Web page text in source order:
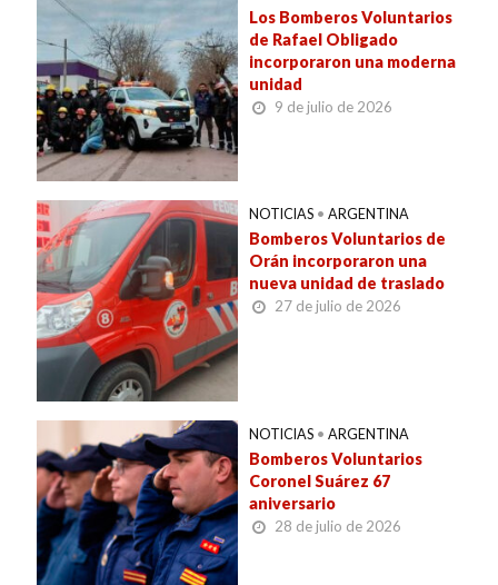
Los Bomberos Voluntarios
de Rafael Obligado
incorporaron una moderna
unidad
9 de julio de 2026
NOTICIAS • ARGENTINA
Bomberos Voluntarios de
Orán incorporaron una
nueva unidad de traslado
27 de julio de 2026
NOTICIAS • ARGENTINA
Bomberos Voluntarios
Coronel Suárez 67
aniversario
28 de julio de 2026